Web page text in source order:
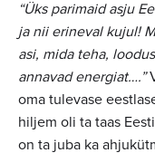
“Üks parimaid asju
ja nii erineval kujul!
asi, mida teha,
annavad energiat….”
oma tulevase
hiljem oli ta taas
on ta juba ka